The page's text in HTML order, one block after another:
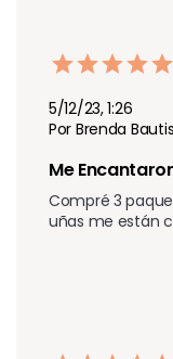
5/12/23, 1:26
Por Brenda
Me
Compré 3
uñas me están